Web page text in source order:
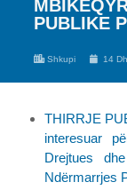
PUBLIKE
Shkupi 14
THIRRJE
interesuar
Drejtues
Ndërmarrjes